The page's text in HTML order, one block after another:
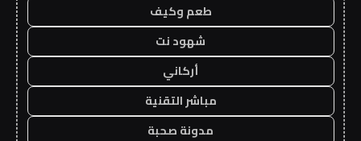
طعم وكيف
شهود نت
أركاني
مباشر التقنية
مدونة صحبة